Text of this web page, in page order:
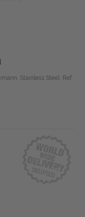
Stainless Steel, Ref,